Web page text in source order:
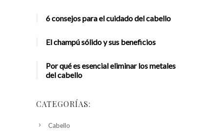
6 consejos para el cuidado del cabello
El champú sólido y sus beneficios
Por qué es esencial eliminar los metales
del cabello
CATEGORÍAS:
Cabello